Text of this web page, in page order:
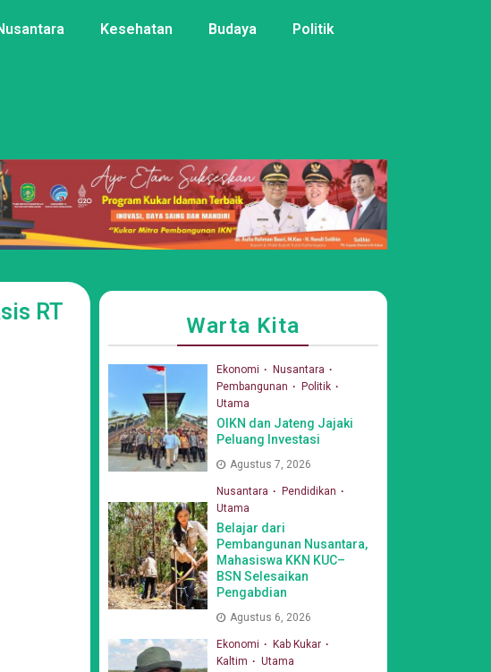
Kesehatan Budaya Politik
RT
Warta Kita
Ekonomi
Nusantara
Pembangunan
Politik
Utama
OIKN dan Jateng Jajaki
Peluang Investasi
Agustus 7, 2026
Nusantara
Pendidikan
Utama
Belajar dari
Pembangunan Nusantara,
Mahasiswa KKN KUC–
BSN Selesaikan
Pengabdian
Agustus 6, 2026
Ekonomi
Kab Kukar
Kaltim
Utama